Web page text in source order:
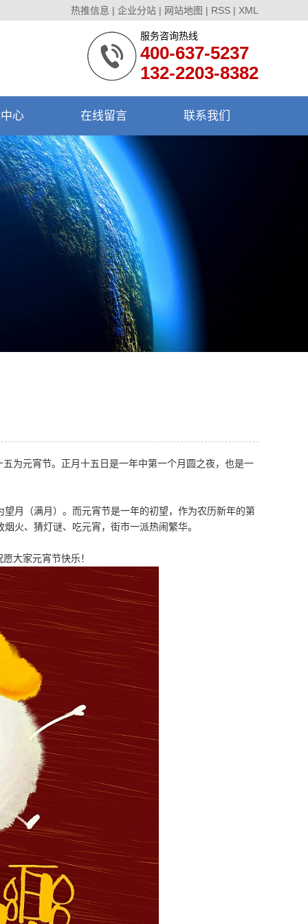
热推信息 | 企业分站 | 网站地图 | RSS | XML
服务咨询热线
400-637-5237
132-2203-8382
心 在线留言 联系我们
为元宵节。正月十五日是一年中第一个月圆之夜，也是一
月（满月）。而元宵节是一年的初望，作为农历新年的第
火、猜灯谜、吃元宵，街市一派热闹繁华。
愿大家元宵节快乐！